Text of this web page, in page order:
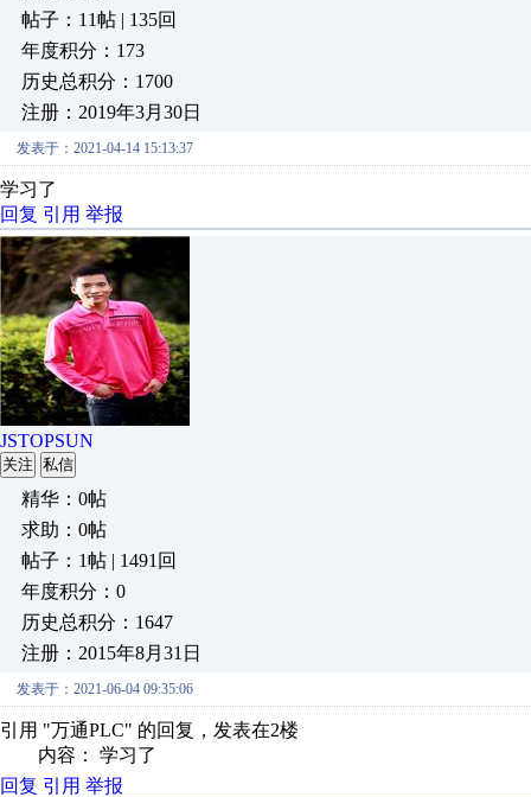
帖子：11帖 | 135回
年度积分：173
历史总积分：1700
注册：2019年3月30日
发表于：2021-04-14 15:13:37
学习了
回复 引用 举报
JSTOPSUN
关注 私信
精华：0帖
求助：0帖
帖子：1帖 | 1491回
年度积分：0
历史总积分：1647
注册：2015年8月31日
发表于：2021-06-04 09:35:06
引用 "万通PLC" 的回复，发表在2楼
内容： 学习了
回复 引用 举报